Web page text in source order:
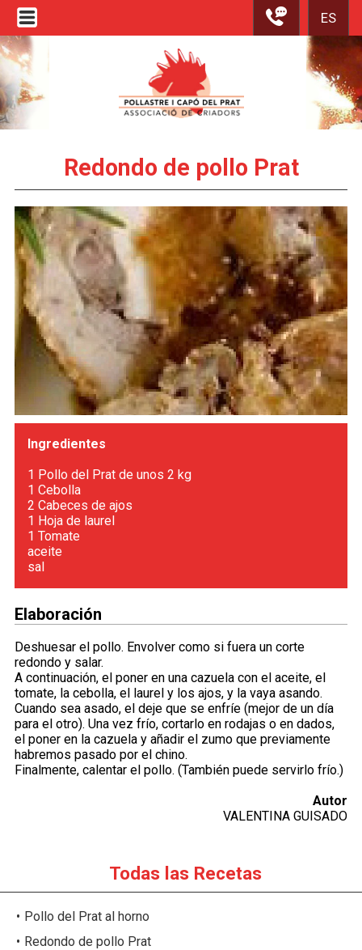
ES
Redondo de pollo Prat
Ingredientes
1 Pollo del Prat de unos 2 kg
1 Cebolla
2 Cabeces de ajos
1 Hoja de laurel
1 Tomate
aceite
sal
Elaboración
Deshuesar el pollo. Envolver como si fuera un corte
redondo y salar.
A continuación, el poner en una cazuela con el aceite, el
tomate, la cebolla, el laurel y los ajos, y la vaya asando.
Cuando sea asado, el deje que se enfríe (mejor de un día
para el otro). Una vez frío, cortarlo en rodajas o en dados,
el poner en la cazuela y añadir el zumo que previamente
habremos pasado por el chino.
Finalmente, calentar el pollo. (También puede servirlo frío.)
Autor
VALENTINA GUISADO
Todas las Recetas
Pollo del Prat al horno
Redondo de pollo Prat